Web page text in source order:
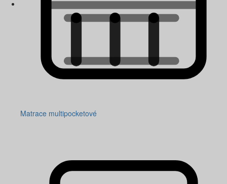
Matrace multipocketové